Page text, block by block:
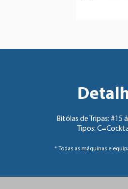
Bitólas de Tripas: #15
Tipos:
* Todas as máquinas e